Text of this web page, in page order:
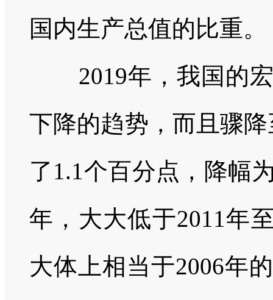
国内生产总值的比重。
2019年，我国的
下降的趋势，而且骤
了 1.1个百分点，降幅
年，大大低于2011年
大体上相当于2006年